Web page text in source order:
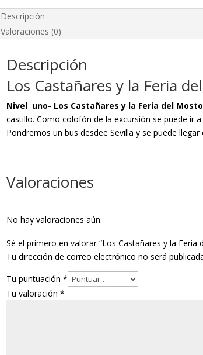
Descripción
Valoraciones (0)
Descripción
Los Castañares y la Feria
Nivel uno- Los Castañares y la Feria del Mosto
castillo. Como colofón de la excursión se puede ir
Pondremos un bus desdee Sevilla y se puede
Valoraciones
No hay valoraciones aún.
Sé el primero en valorar “Los Castañares y la Feria
Tu dirección de correo electrónico no será
Tu puntuación*
Tu valoración*